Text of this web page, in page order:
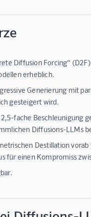
Diffusion Forcing“
erheblich.
Generierung mit
gesteigert wird.
fache Beschleunigung
Diffusions-LLMs
Destillation
für einen Kompromiss